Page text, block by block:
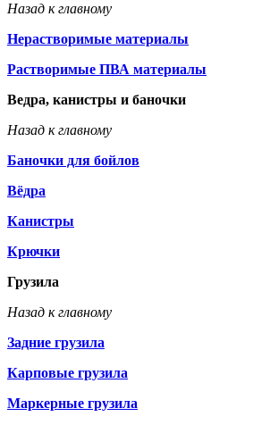
Назад к главному
Нерастворимые материалы
Растворимые ПВА материалы
Ведра, канистры и баночки
Назад к главному
Баночки для бойлов
Вёдра
Канистры
Крючки
Грузила
Назад к главному
Задние грузила
Карповые грузила
Маркерные грузила